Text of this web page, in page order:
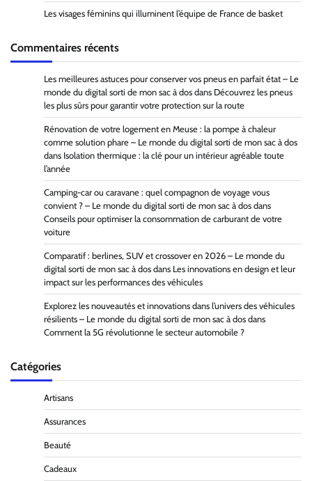
Les visages féminins qui illuminent l’équipe de France de basket
Commentaires récents
Les meilleures astuces pour conserver vos pneus en parfait état – Le
monde du digital sorti de mon sac à dos dans Découvrez les pneus
les plus sûrs pour garantir votre protection sur la route
Rénovation de votre logement en Meuse : la pompe à chaleur
comme solution phare – Le monde du digital sorti de mon sac à dos
dans Isolation thermique : la clé pour un intérieur agréable toute
l’année
Camping-car ou caravane : quel compagnon de voyage vous
convient ? – Le monde du digital sorti de mon sac à dos dans
Conseils pour optimiser la consommation de carburant de votre
voiture
Comparatif : berlines, SUV et crossover en 2026 – Le monde du
digital sorti de mon sac à dos dans Les innovations en design et leur
impact sur les performances des véhicules
Explorez les nouveautés et innovations dans l’univers des véhicules
résilients – Le monde du digital sorti de mon sac à dos dans
Comment la 5G révolutionne le secteur automobile ?
Catégories
Artisans
Assurances
Beauté
Cadeaux